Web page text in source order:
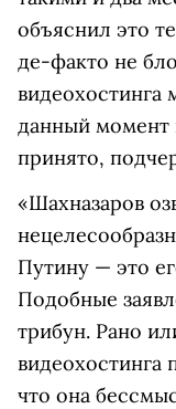
объяснил это
де-факто не
видеохостинга
данный момент
принято,
«Шахназаров
Путину — это
Подобные
трибун. Рано
видеохостинга
что она